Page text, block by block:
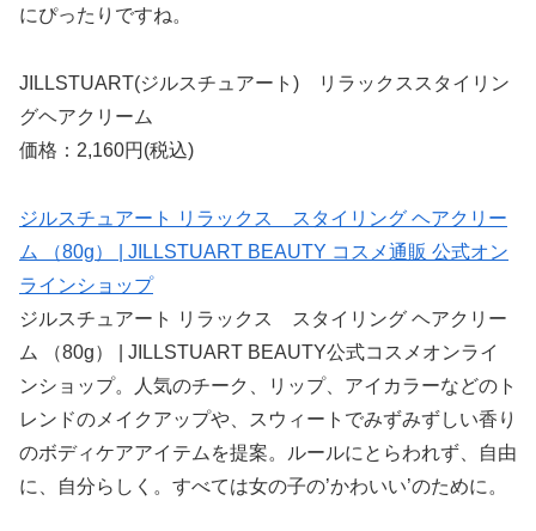
にぴったりですね。
JILLSTUART(ジルスチュアート) リラックススタイリン
グヘアクリーム
価格：2,160円(税込)
ジルスチュアート リラックス スタイリング ヘアクリー
ム （80g） | JILLSTUART BEAUTY コスメ通販 公式オン
ラインショップ
ジルスチュアート リラックス スタイリング ヘアクリー
ム （80g） | JILLSTUART BEAUTY公式コスメオンライ
ンショップ。人気のチーク、リップ、アイカラーなどのト
レンドのメイクアップや、スウィートでみずみずしい香り
のボディケアアイテムを提案。ルールにとらわれず、自由
に、自分らしく。すべては女の子の’かわいい’のために。